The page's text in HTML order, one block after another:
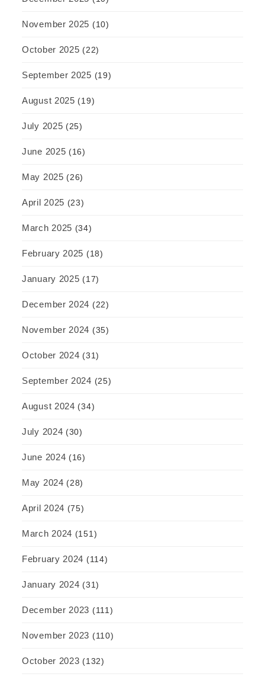
November 2025 (10)
October 2025 (22)
September 2025 (19)
August 2025 (19)
July 2025 (25)
June 2025 (16)
May 2025 (26)
April 2025 (23)
March 2025 (34)
February 2025 (18)
January 2025 (17)
December 2024 (22)
November 2024 (35)
October 2024 (31)
September 2024 (25)
August 2024 (34)
July 2024 (30)
June 2024 (16)
May 2024 (28)
April 2024 (75)
March 2024 (151)
February 2024 (114)
January 2024 (31)
December 2023 (111)
November 2023 (110)
October 2023 (132)